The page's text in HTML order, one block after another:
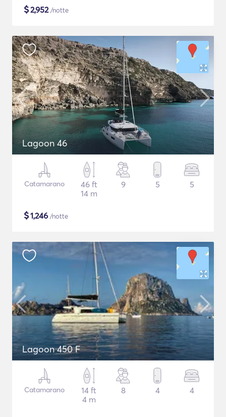
$2,952/notte
Lagoon 46
Catamarano
46 ft
14 m
9 5 5
$1,246 /notte
Lagoon 450 F
Catamarano
14 ft
4 m
8 4 4